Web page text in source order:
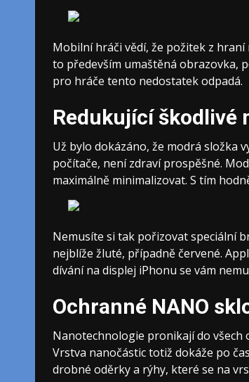
Mobilní hráči vědí, že požitek z
to především umaštěná obrazovka,
pro hráče tento nedostatek odpadá.
Redukující škodlivé
Už bylo dokázáno, že modrá složka
počítače, není zdraví prospěšné.
maximálně minimalizovat. S tím
Nemusíte si tak pořizovat speciální
nejblíže žluté, případně červené.
dívání na displej iPhonu se vám
Ochranné NANO
Nanotechnologie pronikají do všech
Vrstva nanočástic totiž dokáže po
drobné oděrky a rýhy, které se na